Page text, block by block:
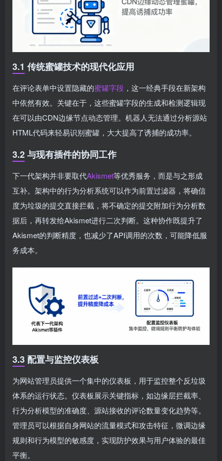
3.1 传统蜜罐技术的现代化应用
在评论表单中设置隐藏的蜜罐字段 ，这一经典手段在新架构
中依然有效。关键在于，这些蜜罐字段的生成和检测逻辑现
在可以由CDN边缘节点动态管理。机器人无法通过分析源站
HTML代码来轻易识别蜜罐，大大提高了诱捕的成功率。
3.2 与现有插件的协同工作
下一代架构并非要取代Akismet等优秀服务，而是与之形成
互补。架构中的行为分析系统可以作为前置过滤器，将确信
度为垃圾的提交直接拦截，将不确定的提交附加行为分析数
据后，再转发给Akismet进行二次判断。这种协作既提升了
Akismet的判断精度，也减少了API调用的次数，可能降低服
务成本。
3.3 配置与监控仪表板
为网站管理员提供一个集中的仪表板，用于监控整个反垃圾
体系的运行状态。仪表板展示关键指标，如边缘层拦截率、
行为分析模型的准确度、源站接收的评论数量变化趋势等。
管理员可以根据自身网站的流量模式和攻击特征，微调边缘
规则和行为模型的敏感度，实现防护效果与用户体验的最佳
平衡。